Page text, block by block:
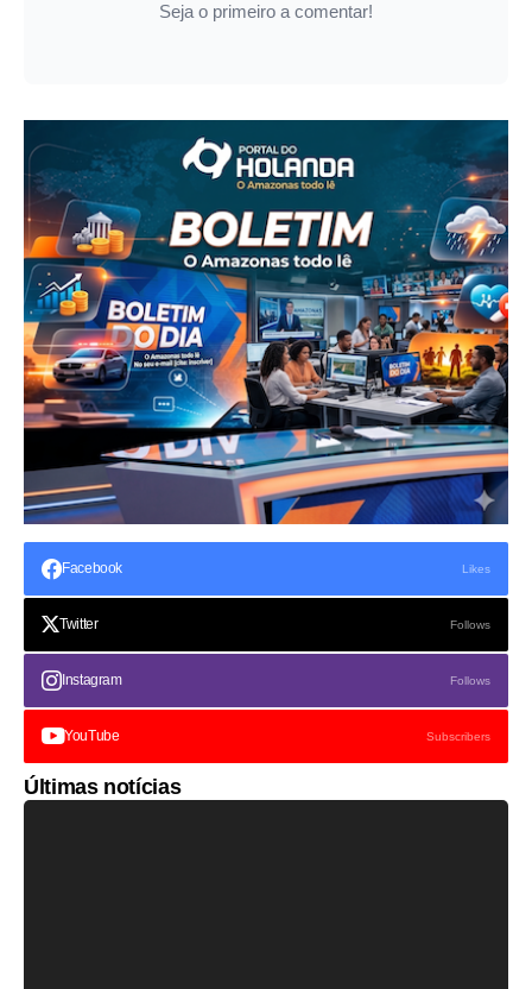
Seja o primeiro a comentar!
Facebook Likes
Twitter Follows
Instagram Follows
YouTube Subscribers
Últimas notícias